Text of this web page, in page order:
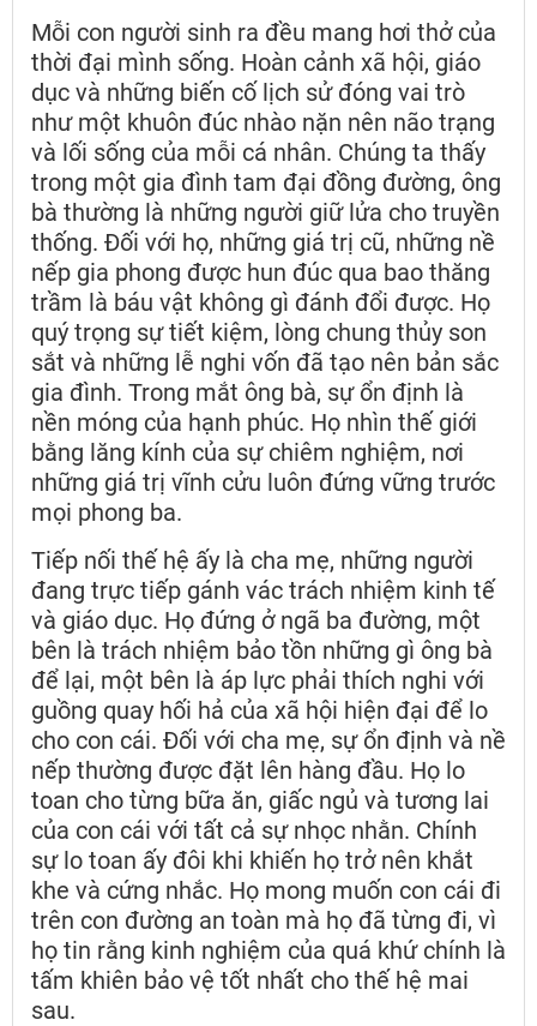
Mỗi con người sinh ra đều mang hơi thở của
thời đại mình sống. Hoàn cảnh xã hội, giáo
dục và những biến cố lịch sử đóng vai trò
như một khuôn đúc nhào nặn nên não trạng
và lối sống của mỗi cá nhân. Chúng ta thấy
trong một gia đình tam đại đồng đường, ông
bà thường là những người giữ lửa cho truyền
thống. Đối với họ, những giá trị cũ, những nề
nếp gia phong được hun đúc qua bao thăng
trầm là báu vật không gì đánh đổi được. Họ
quý trọng sự tiết kiệm, lòng chung thủy son
sắt và những lễ nghi vốn đã tạo nên bản sắc
gia đình. Trong mắt ông bà, sự ổn định là
nền móng của hạnh phúc. Họ nhìn thế giới
bằng lăng kính của sự chiêm nghiệm, nơi
những giá trị vĩnh cửu luôn đứng vững trước
mọi phong ba.
Tiếp nối thế hệ ấy là cha mẹ, những người
đang trực tiếp gánh vác trách nhiệm kinh tế
và giáo dục. Họ đứng ở ngã ba đường, một
bên là trách nhiệm bảo tồn những gì ông bà
để lại, một bên là áp lực phải thích nghi với
guồng quay hối hả của xã hội hiện đại để lo
cho con cái. Đối với cha mẹ, sự ổn định và nề
nếp thường được đặt lên hàng đầu. Họ lo
toan cho từng bữa ăn, giấc ngủ và tương lai
của con cái với tất cả sự nhọc nhằn. Chính
sự lo toan ấy đôi khi khiến họ trở nên khắt
khe và cứng nhắc. Họ mong muốn con cái đi
trên con đường an toàn mà họ đã từng đi, vì
họ tin rằng kinh nghiệm của quá khứ chính là
tấm khiên bảo vệ tốt nhất cho thế hệ mai
sau.